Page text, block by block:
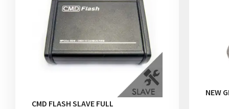
CMD FLASH SLAVE FULL
NEW